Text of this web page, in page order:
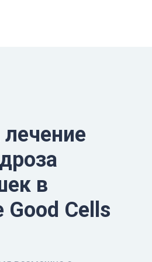
в
Good Cells